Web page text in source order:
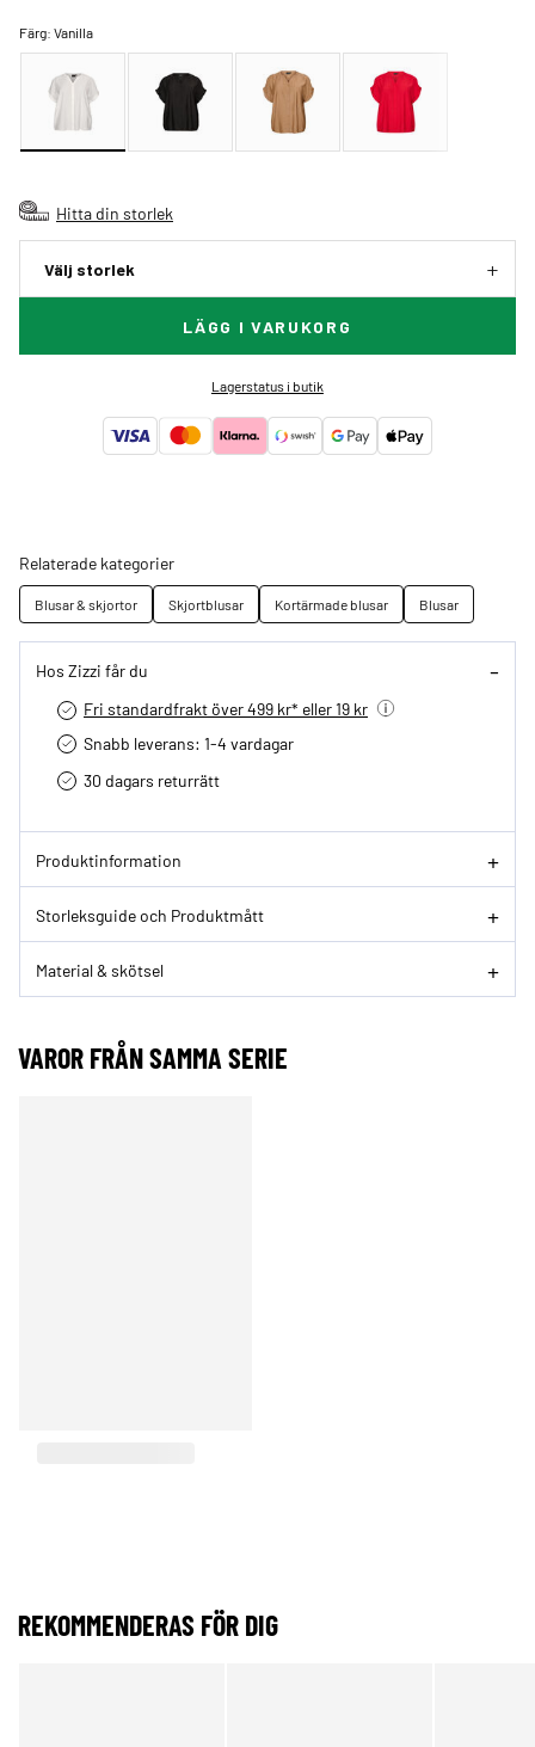
Färg:Vanilla
Hitta din storlek
Välj storlek
LÄGG I VARUKORG
Lagerstatus i butik
Relaterade kategorier
Blusar & skjortor Skjortblusar Kortärmade blusar Blusar
Hos Zizzi får du
Fri standardfrakt över 499 kr* eller 19 kr
Snabb leverans: 1-4 vardagar
30 dagars returrätt­
Produktinformation
Storleksguide och Produktmått
Material & skötsel
VAROR FRÅN SAMMA SERIE
REKOMMENDERAS FÖR DIG